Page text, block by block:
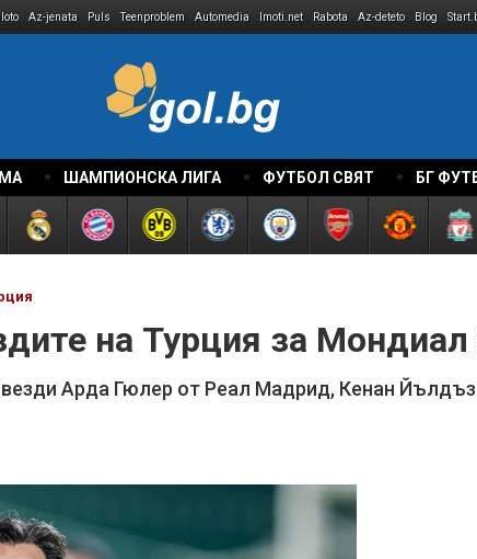
Az-jenata Puls Teenproblem Automedia Imoti.net Rabota Az-deteto Blog
ШАМПИОНСКА ЛИГА ФУТБОЛ СВЯТ БГ
на Турция за Мондиал
Арда Гюлер от Реал Мадрид, Кенан